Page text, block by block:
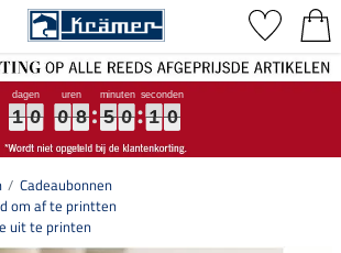
1
1
1
1 0
0
0
0 0
0
0
0 8
8
8
8 5
5
5
5 0
0
0
0 0
1
0
1 9
0
9
0
Cadeaubonnen
om af te printten
uit te printen